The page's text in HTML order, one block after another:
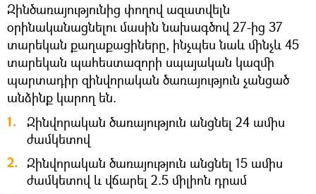
Զինծառայությունից փողով ազատվելն
օրինականացնելու մասին նախագծով 27-ից 37
տարեկան քաղաքացիները, ինչպես նաև մինչև 45
տարեկան պահեստազորի սպայական կազմի
պարտադիր զինվորական ծառայություն չանցած
անձինք կարող են.
1.
Զինվորական ծառայություն անցնել 24 ամիս
ժամկետով
2.
Զինվորական ծառայություն անցնել 15 ամիս
ժամկետով և վճարել 2.5 միլիոն դրամ